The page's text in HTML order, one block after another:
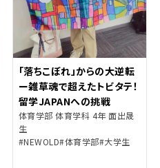
「落ちこぼれ」からの大逆転
ー雑草魂で超えたトビタテ！
留学JAPANへの挑戦
体育学部 体育学科 4年 面出晟
生
#NEWOLD#体育学部#大学生